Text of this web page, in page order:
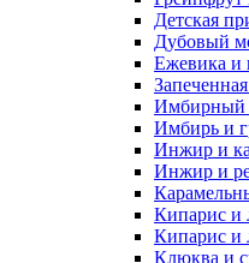
Детская
Дубовый
Ежевика и
Имбирный
Имбирь и
Инжир и
Инжир и
Кипарис и
Кипарис и
Клюква и